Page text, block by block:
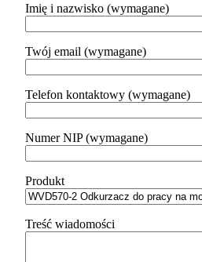
Imię i nazwisko (wymagane)
Twój email (wymagane)
Telefon kontaktowy (wymagane)
Numer NIP (wymagane)
Produkt
Treść wiadomości